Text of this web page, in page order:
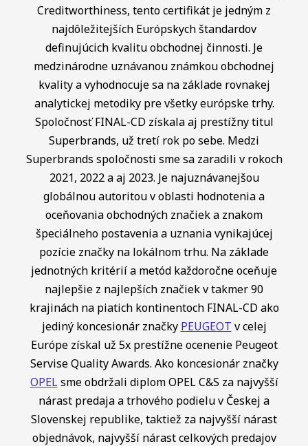
Creditworthiness, tento certifikát je jedným z
najdôležitejších Európskych štandardov
definujúcich kvalitu obchodnej činnosti. Je
medzinárodne uznávanou známkou obchodnej
kvality a vyhodnocuje sa na základe rovnakej
analytickej metodiky pre všetky európske trhy.
Spoločnosť FINAL-CD získala aj prestížny titul
Superbrands, už tretí rok po sebe. Medzi
Superbrands spoločnosti sme sa zaradili v rokoch
2021, 2022 a aj 2023. Je najuznávanejšou
globálnou autoritou v oblasti hodnotenia a
oceňovania obchodných značiek a znakom
špeciálneho postavenia a uznania vynikajúcej
pozície značky na lokálnom trhu. Na základe
jednotných kritérií a metód každoročne oceňuje
najlepšie z najlepších značiek v takmer 90
krajinách na piatich kontinentoch FINAL-CD ako
jediný koncesionár značky PEUGEOT v celej
Európe získal už 5x prestížne ocenenie Peugeot
Servise Quality Awards. Ako koncesionár značky
OPELsme obdržali diplom OPEL C&S za najvyšší
nárast predaja a trhového podielu v Českej a
Slovenskej republike, taktiež za najvyšší nárast
objednávok, najvyšší nárast celkových predajov